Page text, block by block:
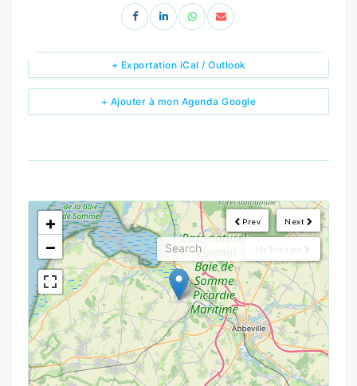
+ Ajouter à mon Agenda Google
+ Exportation iCal / Outlook
Next
Prev
My Position
<!---->
+
−